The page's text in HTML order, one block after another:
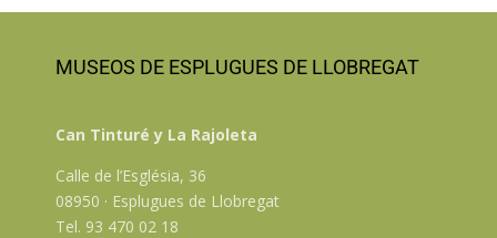
MUSEOS DE ESPLUGUES DE LLOBREGAT
Can Tinturé y La Rajoleta
Calle de l’Església, 36
08950 · Esplugues de Llobregat
Tel. 93 470 02 18